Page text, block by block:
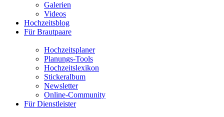
Galerien
Videos
Hochzeitsblog
Für Brautpaare
Hochzeitsplaner
Planungs-Tools
Hochzeitslexikon
Stickeralbum
Newsletter
Online-Community
Für Dienstleister